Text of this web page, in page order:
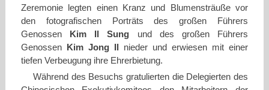
Zeremonie legten einen Kranz und Blumensträuße vor
den fotografischen Porträts des großen Führers
Genossen
Kim Il Sung und des großen Führers
Genossen
Kim Jong Il
nieder und erwiesen mit einer
tiefen Verbeugung ihre Ehrerbietung.
Während des Besuchs gratulierten die Delegierten des